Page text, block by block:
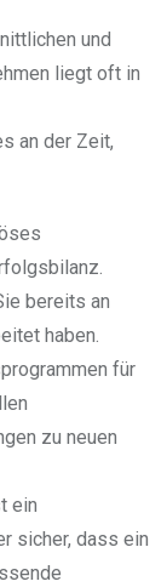
und
liegt oft in
an der Zeit,
bereits an
haben.
für
zu neuen
ein
sicher, dass ein